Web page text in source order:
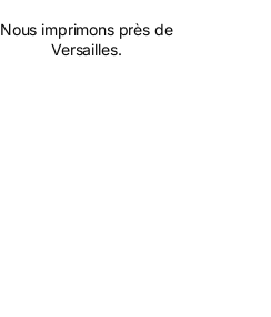
Nous imprimons près de
Versailles.